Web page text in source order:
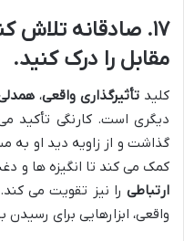
۱۷. صادقانه تلاش
مقابل را درک کنید.
کلید تأثیرگذاری واقعی،
دیگری است. کارنگی تأکید
گذاشت و از زاویه دید او به
کمک می کند تا انگیزه ها و
ارتباطی را نیز تقویت می
واقعی، ابزارهایی برای